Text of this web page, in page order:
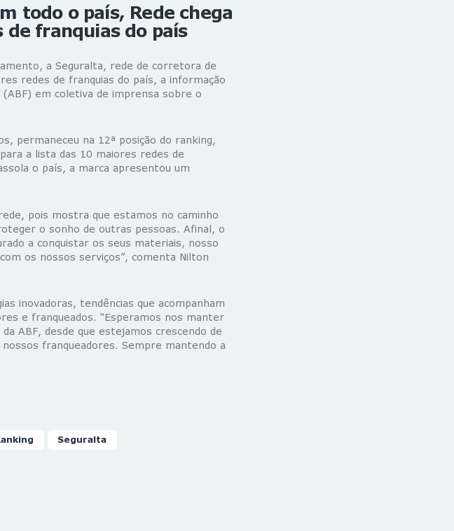
todo o país, Rede chega
de franquias do país
a Seguralta, rede de corretora de
redes de franquias do país, a informação
(ABF) em coletiva de imprensa sobre o
permaneceu na 12ª posição do ranking,
a lista das 10 maiores redes de
o país, a marca apresentou um
pois mostra que estamos no caminho
o sonho de outras pessoas. Afinal, o
a conquistar os seus materiais, nosso
os nossos serviços”, comenta Nilton
inovadoras, tendências que acompanham
e franqueados. “Esperamos nos manter
ABF, desde que estejamos crescendo de
franqueadores. Sempre mantendo a
Seguralta